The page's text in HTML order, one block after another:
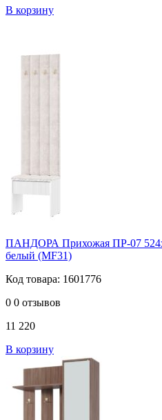
В корзину
ПАНДОРА Прихожая ПР-07
белый (MF31)
Код товара: 1601776
0 0 отзывов
11 220
В корзину